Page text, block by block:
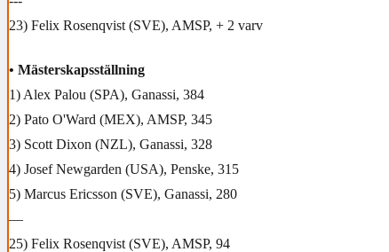
23) Felix Rosenqvist (SVE), AMSP, + 2 varv
• Mästerskapsställning
1) Alex Palou (SPA), Ganassi, 384
2) Pato O'Ward (MEX), AMSP, 345
3) Scott Dixon (NZL), Ganassi, 328
4) Josef Newgarden (USA), Penske, 315
5) Marcus Ericsson (SVE), Ganassi, 280
—
25) Felix Rosenqvist (SVE), AMSP, 94